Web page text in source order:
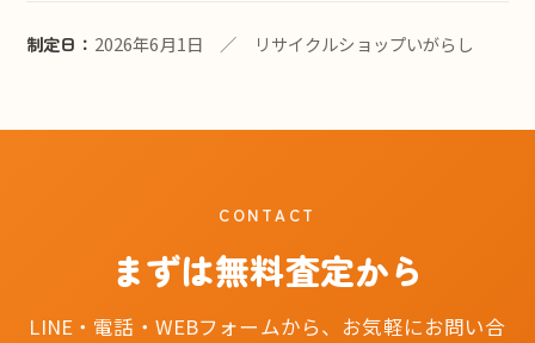
制定日： 2026年6月1日 ／ リサイクルショップいがらし
CONTACT
まずは無料査定から
LINE・電話・WEBフォームから、お気軽にお問い合